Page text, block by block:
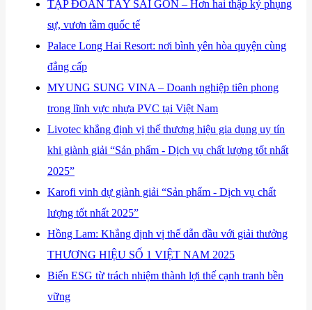
​TẬP ĐOÀN TÂY SÀI GÒN – Hơn hai thập kỷ phụng
sự, vươn tầm quốc tế
​Palace Long Hai Resort: nơi bình yên hòa quyện cùng
đẳng cấp
​MYUNG SUNG VINA – Doanh nghiệp tiên phong
trong lĩnh vực nhựa PVC tại Việt Nam
​Livotec khẳng định vị thế thương hiệu gia dụng uy tín
khi giành giải “Sản phẩm - Dịch vụ chất lượng tốt nhất
2025”
​Karofi vinh dự giành giải “Sản phẩm - Dịch vụ chất
lượng tốt nhất 2025”
​Hồng Lam: Khẳng định vị thế dẫn đầu với giải thưởng
THƯƠNG HIỆU SỐ 1 VIỆT NAM 2025
​Biến ESG từ trách nhiệm thành lợi thế cạnh tranh bền
vững